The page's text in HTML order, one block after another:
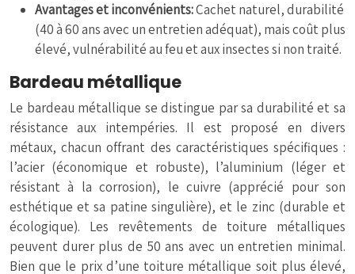
Avantages et inconvénients:Cachet naturel, durabilité
(40 à 60 ans avec un entretien adéquat), mais coût plus
élevé, vulnérabilité au feu et aux insectes si non traité.
Bardeau métallique
Le bardeau métallique se distingue par sa durabilité et sa
résistance aux intempéries. Il est proposé en divers
métaux, chacun offrant des caractéristiques spécifiques :
l’acier (économique et robuste), l’aluminium (léger et
résistant à la corrosion), le cuivre (apprécié pour son
esthétique et sa patine singulière), et le zinc (durable et
écologique). Les revêtements de toiture métalliques
peuvent durer plus de 50 ans avec un entretien minimal.
Bien que le prix d’une toiture métallique soit plus élevé,